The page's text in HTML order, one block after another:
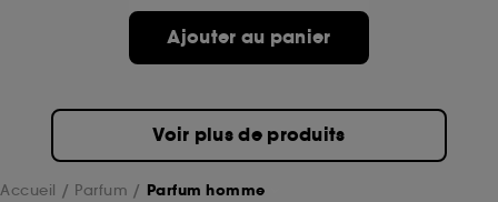
Ajouter au panier
Voir plus de produits
Accueil Parfum Parfum homme